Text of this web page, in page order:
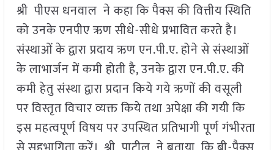
श्री पीएस धनवाल ने कहा कि पैक्स की वित्तीय स्थिति
को उनके एनपीए ऋण सीधे-सीधे प्रभावित करते है।
संस्थाओं के द्वारा प्रदाय ऋण एन.पी.ए. होने से संस्थाओं
के लाभार्जन में कमी होती है, उनके द्वारा एन.पी.ए. की
कमी हेतु संस्था द्वारा प्रदान किये गये ऋणों की वसूली
पर विस्तृत विचार व्यक्त किये तथा अपेक्षा की गयी कि
इस महत्वपूर्ण विषय पर उपस्थित प्रतिभागी पूर्ण गंभीरता